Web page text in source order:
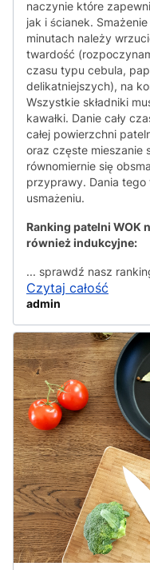
naczynie które
jak i ścianek.
minutach należy
twardość
czasu typu cebula,
delikatniejszych), na
Wszystkie składniki
kawałki. Danie cały
całej powierzchni
oraz częste mieszanie
równomiernie się
przyprawy. Dania
usmażeniu.
Ranking patelni WOK
również indukcyjne:
... sprawdź nasz
Czytaj całość
admin